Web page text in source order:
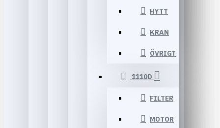
HYTT
KRAN
ÖVRIGT
1110D
FILTER
MOTOR